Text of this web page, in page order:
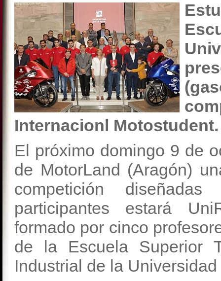
Internacionl Motostudent.
El próximo domingo 9 de
de MotorLand (Aragón)
competición
participantes estará
formado por cinco
de la Escuela Superior
Industrial de la